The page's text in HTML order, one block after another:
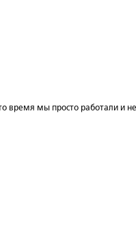
время мы просто работали и